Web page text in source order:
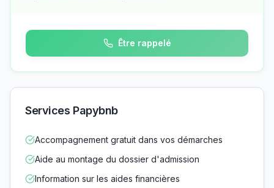
Être rappelé
Services Papybnb
Accompagnement gratuit dans vos démarches
Aide au montage du dossier d'admission
Information sur les aides financières